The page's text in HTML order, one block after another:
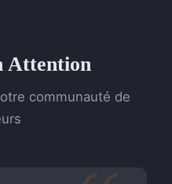
Attention
communauté de